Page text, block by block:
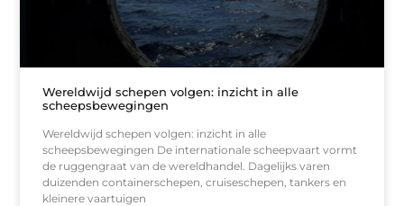
Wereldwijd schepen volgen: inzicht in alle
scheepsbewegingen
Wereldwijd schepen volgen: inzicht in alle
scheepsbewegingen De internationale scheepvaart vormt
de ruggengraat van de wereldhandel. Dagelijks varen
duizenden containerschepen, cruiseschepen, tankers en
kleinere vaartuigen